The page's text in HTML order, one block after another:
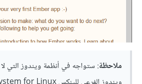
ملاحظة: ستواجه في أنظمة ويندوز التي